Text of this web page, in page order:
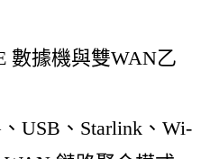
數據機與雙WAN乙
USB、Starlink、Wi-